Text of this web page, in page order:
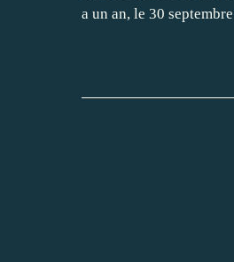
a un an, le 30